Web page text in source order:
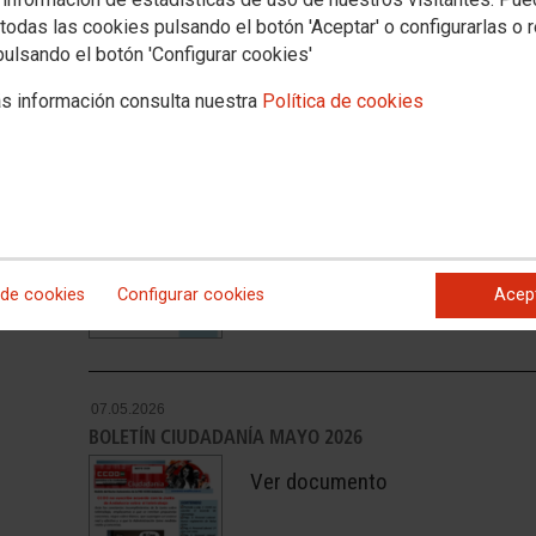
las cookies pulsando el botón 'Aceptar' o configurarlas o
el botón 'Configurar cookies'
información consulta nuestra Política de cookies
cookies Configurar cookies
02.06.2026
07.05.2026
BOLETÍN CIUDADANÍA MAYO 2026
Ver documento